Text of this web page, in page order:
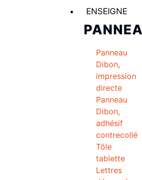
ENSEIGNE
Panneau
Dibon,
impression
directe
Panneau
Dibon,
adhésif
contrecollé
Tôle
tablette
Lettres